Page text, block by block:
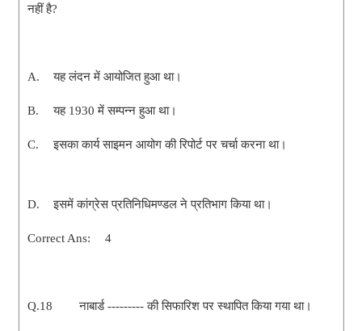
नहीं है?
A. यह लंदन में आयोजित हुआ था।
B. यह 1930 में सम्पन्न हुआ था।
C. इसका कार्य साइमन आयोग की रिपोर्ट पर चर्चा करना था।
D. इसमें कांग्रेस प्रतिनिधिमण्डल ने प्रतिभाग किया था।
Correct Ans: 4
Q.18 नाबार्ड --------- की सिफारिश पर स्थापित किया गया था।